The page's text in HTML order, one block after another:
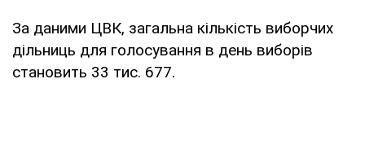
За даними ЦВК, загальна кількість виборчих
дільниць для голосування в день виборів
становить 33 тис. 677.